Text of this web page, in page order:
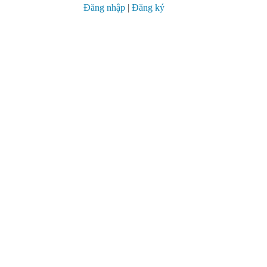
Đăng nhập | Đăng ký